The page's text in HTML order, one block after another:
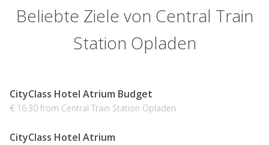
Beliebte Ziele von Central Train
Station Opladen
CityClass Hotel Atrium Budget
€ 16.30 from Central Train Station Opladen
CityClass Hotel Atrium